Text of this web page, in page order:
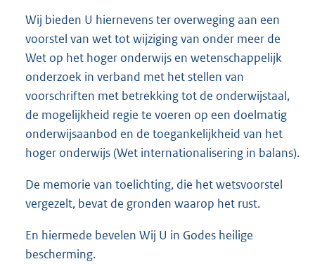
Wij bieden U hiernevens ter overweging aan een
voorstel van wet tot wijziging van onder meer de
Wet op het hoger onderwijs en wetenschappelijk
onderzoek in verband met het stellen van
voorschriften met betrekking tot de onderwijstaal,
de mogelijkheid regie te voeren op een doelmatig
onderwijsaanbod en de toegankelijkheid van het
hoger onderwijs (Wet internationalisering in balans).
De memorie van toelichting, die het wetsvoorstel
vergezelt, bevat de gronden waarop het rust.
En hiermede bevelen Wij U in Godes heilige
bescherming.